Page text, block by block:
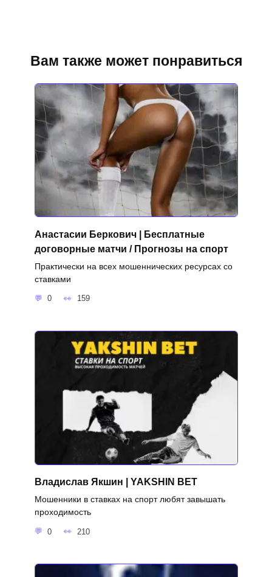
Вам также может понравиться
Анастасии Беркович | Бесплатные
договорные матчи / Прогнозы на спорт
Практически на всех мошеннических ресурсах со
ставками
0 159
Владислав Якшин | YAKSHIN BET
Мошенники в ставках на спорт любят завышать
проходимость
0 210